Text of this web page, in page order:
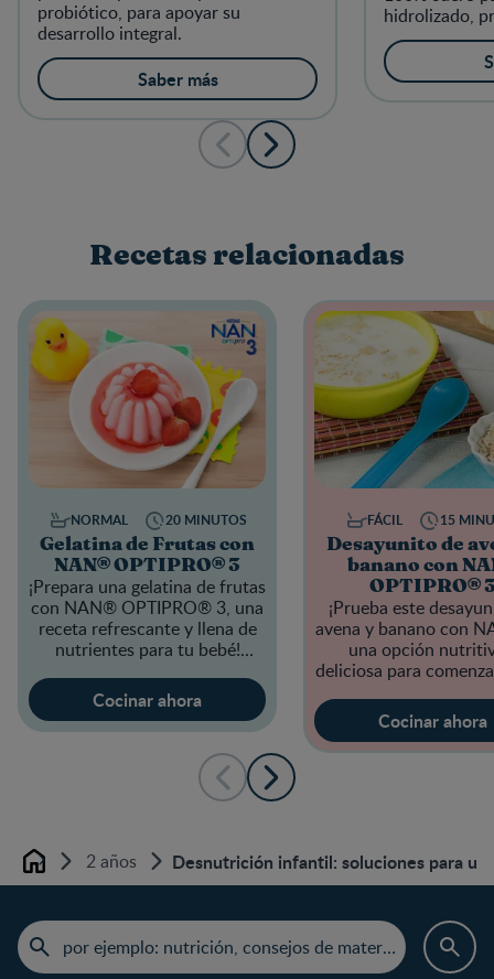
probiótico, para apoyar su
desarrollo integral.
Saber más
hidrolizado,
HMO 2'FL, y
magnesio
asociado en
Recetas relacionadas
Gelatina de Frutas con
NAN® OPTIPRO® 3
¡Prepara una gelatina de frutas
con NAN® OPTIPRO® 3, una
receta refrescante y llena de
nutrientes para tu bebé!
NORMAL 20 MINUTOS
Cocinar ahora
Desayunito de
banano con
OPTIPRO®
¡Prueba este
avena y banano con
una opción
deliciosa para
FÁCIL 15
Cocinar ahora
Home 2 años Desnutrición infantil: soluciones para